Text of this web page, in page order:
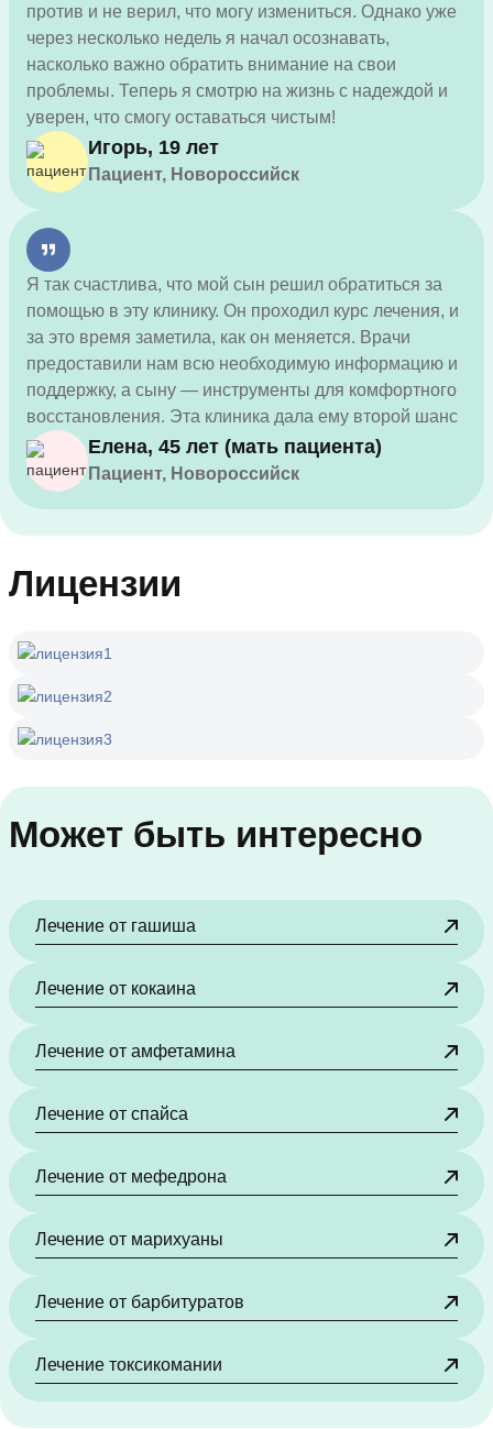
против и не верил, что могу измениться. Однако уже
через несколько недель я начал осознавать,
насколько важно обратить внимание на свои
проблемы. Теперь я смотрю на жизнь с надеждой и
уверен, что смогу оставаться чистым!
Игорь, 19 лет
Пациент, Новороссийск
Я так счастлива, что мой сын решил обратиться за
помощью в эту клинику. Он проходил курс лечения, и
за это время заметила, как он меняется. Врачи
предоставили нам всю необходимую информацию и
поддержку, а сыну — инструменты для комфортного
восстановления. Эта клиника дала ему второй шанс
в жизни.Елена, 45 лет (мать пациента)
Пациент, Новороссийск
Лицензии
Может быть интересно
Лечение от гашиша
Лечение от кокаина
Лечение от амфетамина
Лечение от спайса
Лечение от мефедрона
Лечение от марихуаны
Лечение от барбитуратов
Лечение токсикомании